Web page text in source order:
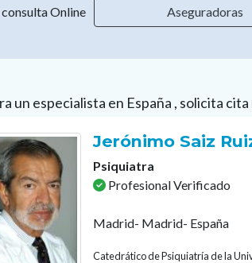
Online Aseguradoras
un especialista en España , solicita
Jerónimo Saiz
Psiquiatra
Profesional Verificado
Madrid- Madrid- España
Catedrático de Psiquiatría de la